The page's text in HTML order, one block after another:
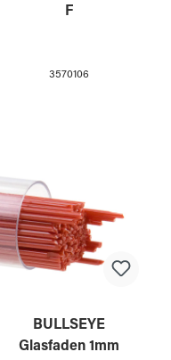
F
3570106
BULLSEYE
Glasfaden 1mm